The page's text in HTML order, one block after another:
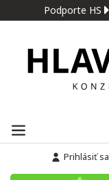
Podporte HS
Prihlásiť sa